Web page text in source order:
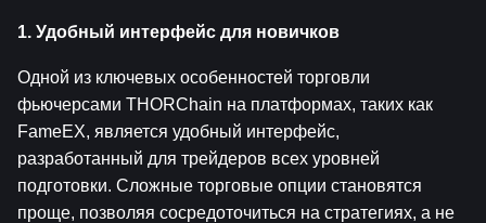
1. Удобный интерфейс для новичков
Одной из ключевых особенностей торговли
фьючерсами THORChain на платформах, таких как
FameEX, является удобный интерфейс,
разработанный для трейдеров всех уровней
подготовки. Сложные торговые опции становятся
проще, позволяя сосредоточиться на стратегиях, а не